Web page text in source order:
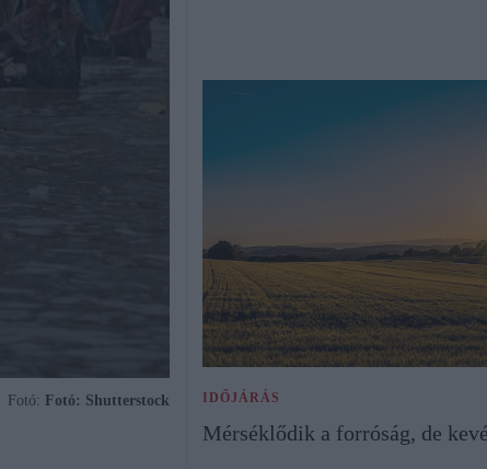
Fotó: Fotó: Shutterstock IDŐJÁRÁS
Mérséklődik a forróság, de